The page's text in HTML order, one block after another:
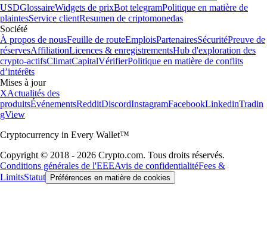
USDGlossaireWidgets de prixBot telegramPolitique en matière de
plaintesService clientResumen de criptomonedas
Société
À propos de nousFeuille de routeEmploisPartenairesSécuritéPreuve de
réservesAffiliationLicences & enregistrementsHub d'exploration des
crypto-actifsClimatCapitalVérifierPolitique en matière de conflits
d’intérêts
Mises à jour
XActualités des
produitsÉvénementsRedditDiscordInstagramFacebookLinkedinTradin
gView
Cryptocurrency in Every Wallet™
Copyright © 2018 - 2026 Crypto.com. Tous droits réservés.
Conditions générales de l'EEEAvis de confidentialitéFees &
LimitsStatut Préférences en matière de cookies